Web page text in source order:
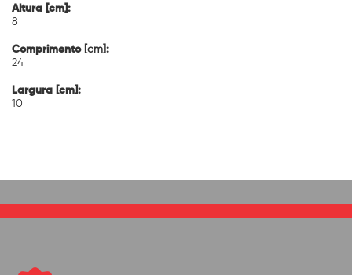
Altura [cm]:
8
Comprimento [cm]:
24
Largura [cm]:
10